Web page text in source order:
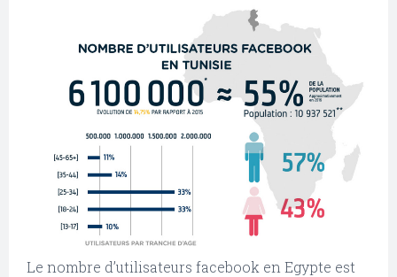
Le nombre d’utilisateurs facebook en Egypte est